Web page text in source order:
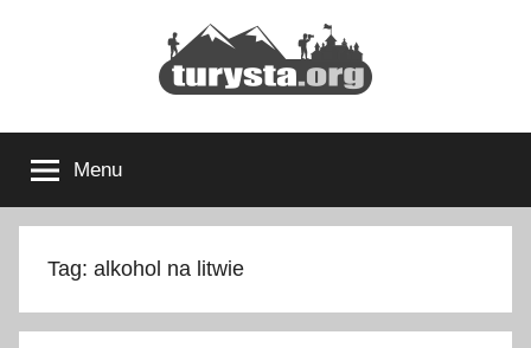
Turysta.org
podróżniczy
i
portal
turystyczny
Menu
Tag: alkohol na litwie